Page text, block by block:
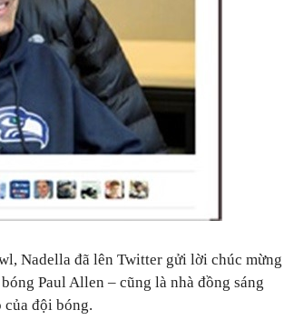
Nadella đã lên Twitter gửi lời chúc mừng
Paul Allen – cũng là nhà đồng sáng
của đội bóng.